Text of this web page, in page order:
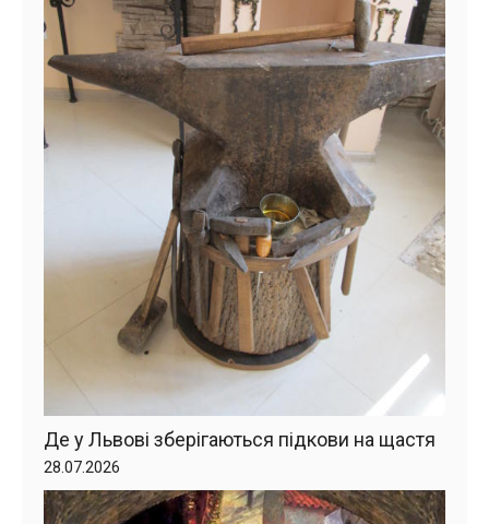
Де у Львові зберігаються підкови на щастя
28.07.2026